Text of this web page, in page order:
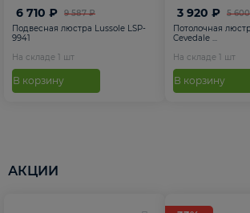
9 587 ₽
6 710 ₽
Подвесная люстра Lussole LSP-
9941
На складе 1 шт
В корзину
5
3 920 ₽
Потолочная
Cevedale ...
На складе 1 шт
В корзину
АКЦИИ